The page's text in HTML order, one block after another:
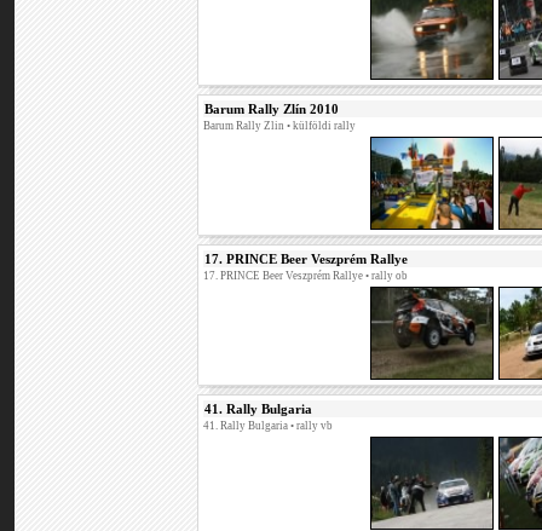
Barum Rally Zlín 2010
Barum Rally Zlin • külföldi rally
17. PRINCE Beer Veszprém Rallye
17. PRINCE Beer Veszprém Rallye • rally ob
41. Rally Bulgaria
41. Rally Bulgaria • rally vb